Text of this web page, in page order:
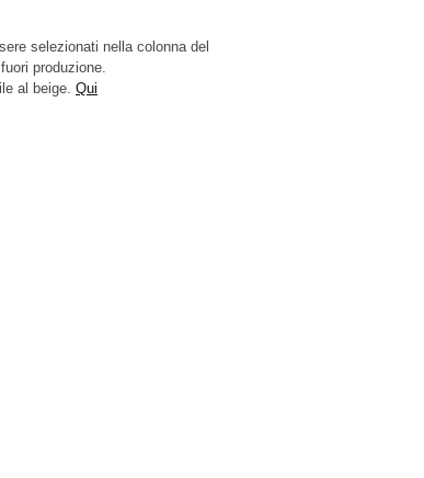
selezionati nella colonna del
produzione.
al beige. Qui